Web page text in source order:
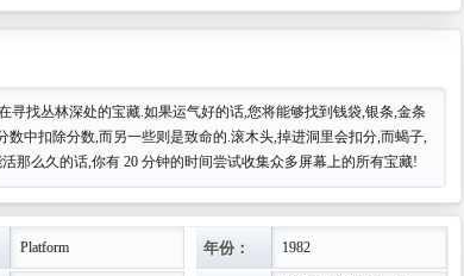
寻找丛林深处的宝藏.如果运气好的话,您将能够找到钱袋,银条,金条
中扣除分数,而另一些则是致命的.滚木头,掉进洞里会扣分,而蝎子,
那么久的话,你有 20 分钟的时间尝试收集众多屏幕上的所有宝藏!
Platform 年份： 1982